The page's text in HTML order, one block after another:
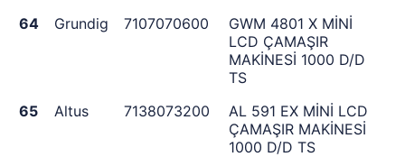
64
Grundig 7107070600
GWM 4801 X MİNİ
LCD ÇAMAŞIR
MAKİNESİ 1000 D/D
TS
65
Altus 7138073200
AL 591 EX MİNİ LCD
ÇAMAŞIR MAKİNESİ
1000 D/D TS